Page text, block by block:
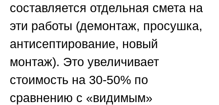
составляется отдельная смета на
эти работы (демонтаж, просушка,
антисептирование, новый
монтаж). Это увеличивает
стоимость на 30-50% по
сравнению с «видимым»